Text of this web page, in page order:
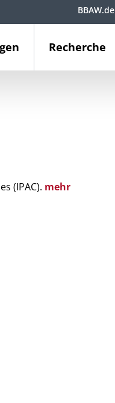
Recherche
BBAW.de
(IPAC). mehr